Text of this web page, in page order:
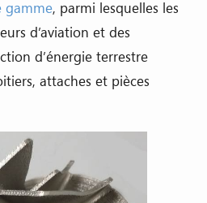
gamme, parmi lesquelles les
d’aviation et des
d’énergie terrestre
attaches et pièces